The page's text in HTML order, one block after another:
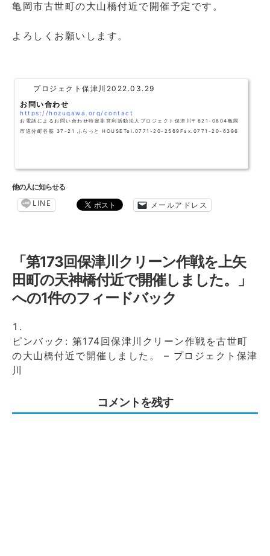
亀岡市古世町の大山橋付近で開催予定です。
よろしくお願いします。
プロジェクト保津川 2022.03.29
お問い合わせ
https://hozugawa.org/contact
お電話によるお問い合わせ特定非営利活動法人プロジェクト保津川〒621-0804亀岡
市追分町谷筋 37-21 ふらっと HOUSETel.0771-20-2569Fax.0771-20-6396
他の人に知らせる
LINE メールアドレス
「第173回保津川クリーン作戦を上矢
田町の天神橋付近で開催しました。
」
への1件のフィードバック
ピンバック: 第174回保津川クリーン作戦を古世町
の大山橋付近で開催しました。 – プロジェクト保津
川
コメントを残す